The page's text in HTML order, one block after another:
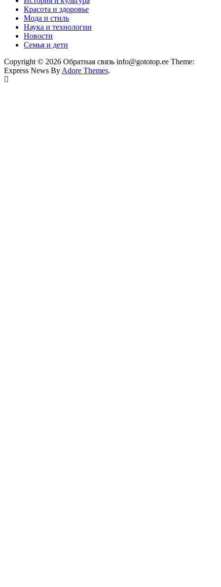
Красота и здоровье
Мода и стиль
Наука и технологии
Новости
Семья и дети
Copyright © 2026 Обратная связь info@gototop.ee Theme:
Express News By Adore Themes.